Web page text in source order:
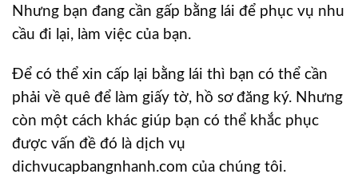
Nhưng bạn đang cần gấp bằng lái để phục vụ nhu
cầu đi lại, làm việc của bạn.
Để có thể xin cấp lại bằng lái thì bạn có thể cần
phải về quê để làm giấy tờ, hồ sơ đăng ký. Nhưng
còn một cách khác giúp bạn có thể khắc phục
được vấn đề đó là dịch vụ
dichvucapbangnhanh.com của chúng tôi.